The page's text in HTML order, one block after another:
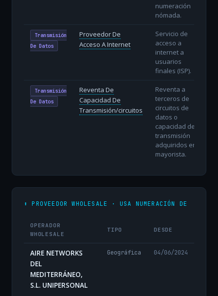
numeración
nómada.
Transmisión
De Datos
Proveedor De
Acceso A Internet
Servicio de
acceso a
internet a
usuarios
finales (ISP).
Transmisión
De Datos
Reventa De
Capacidad De
Transmisión/circuitos
Reventa a
terceros de
circuitos de
datos o
capacidad de
transmisión
adquiridos en
mayorista.
⬆️ PROVEEDOR WHOLESALE · USA NUMERACIÓN DE
OPERADOR
WHOLESALE
TIPO DESDE
AIRE NETWORKS
DEL
MEDITERRÁNEO,
S.L. UNIPERSONAL
Geográfica 04/06/2024